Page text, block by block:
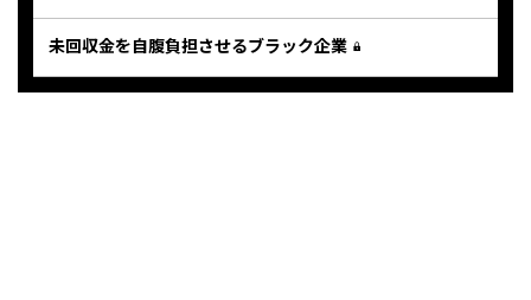
未回収金を自腹負担させるブラック企業